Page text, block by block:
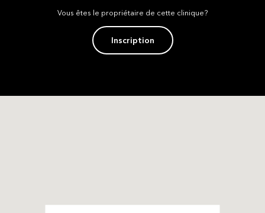
Vous êtes le propriétaire de cette clinique?
Inscription